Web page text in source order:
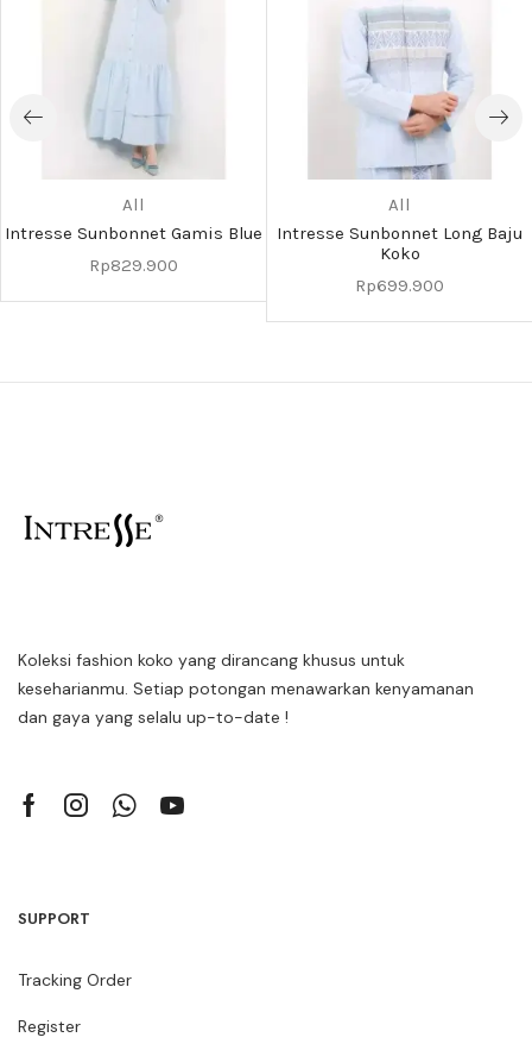
All
Intresse Sunbonnet Gamis Blue
Rp829.900
All
Intresse Sunbonnet Long Baju
Koko
Rp699.900
Koleksi fashion koko yang dirancang khusus untuk
keseharianmu. Setiap potongan menawarkan kenyamanan
dan gaya yang selalu up-to-date !
SUPPORT
Tracking Order
Register